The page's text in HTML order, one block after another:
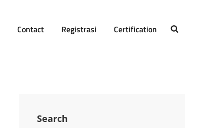
Contact Registrasi Certification
Search